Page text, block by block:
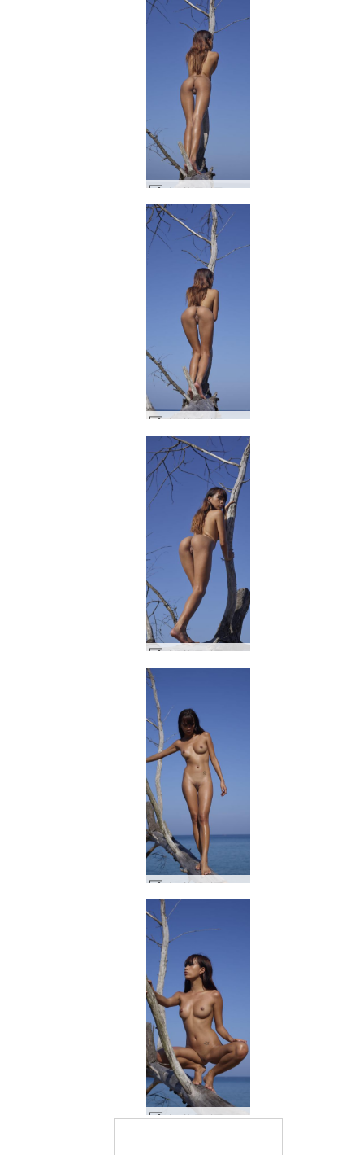
ジェサ アジアのトップモデル #1
ジェサ アジアのトップモデル #5
ジェサ アジアのトップモデル #9
ジェサ アジアのトップモデル #48
ジェサ アジアのトップモデル #36